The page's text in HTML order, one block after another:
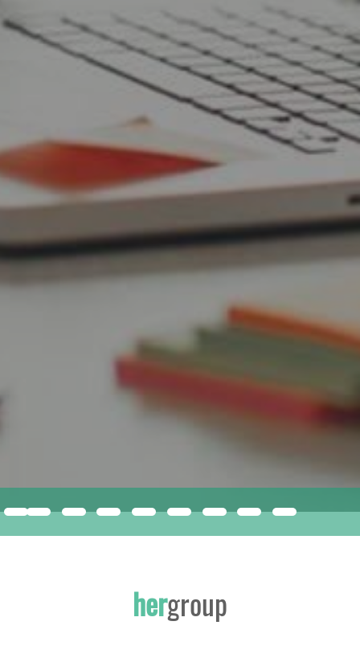
ISMERJE MEG A JÖVŐ ÉPÍTŐANYAGÁT!
INNOVATÍV, SOKOLDALÚ EPS KIZÁRÓLAG A HERGROUP-NÁL
hergroup